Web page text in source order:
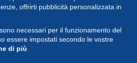
offrirti pubblicità personalizzata in
necessari per il funzionamento del
essere impostati secondo le vostre
di più